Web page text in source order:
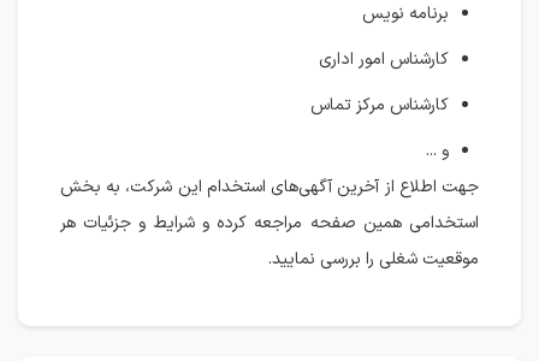
برنامه نویس
کارشناس امور اداری
کارشناس مرکز تماس
و ...
جهت اطلاع از آخرین آگهی‌های استخدام این شرکت، به بخش
استخدامی همین صفحه مراجعه کرده و شرایط و جزئیات هر
موقعیت شغلی را بررسی نمایید.